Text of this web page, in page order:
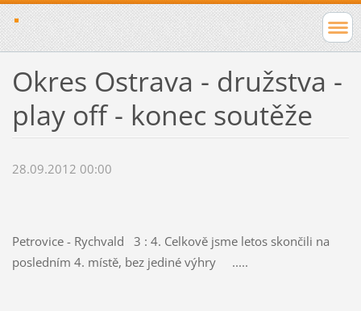
Okres Ostrava - družstva -
play off - konec soutěže
28.09.2012 00:00
Petrovice - Rychvald 3 : 4. Celkově jsme letos skončili na
posledním 4. místě, bez jediné výhry .....